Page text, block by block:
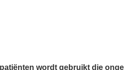
wordt gebruikt die